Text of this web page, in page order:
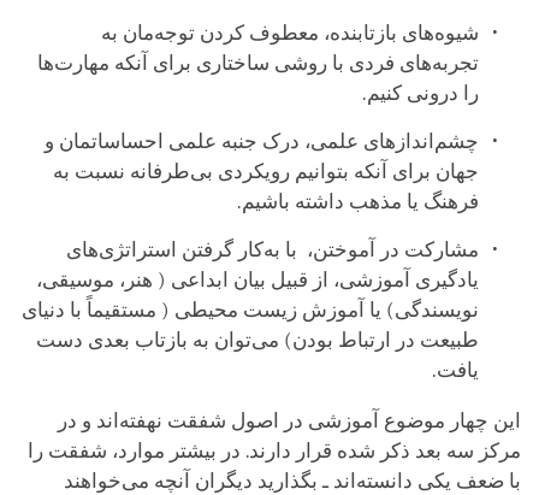
شیوه‌های بازتابنده، معطوف کردن توجه‌مان به
تجربه‌های فردی با روشی ساختاری برای آنکه مهارت‌ها
را درونی کنیم.
چشم‌اندازهای علمی، درک جنبه علمی احساساتمان و
جهان برای آنکه بتوانیم رویکردی بی‌طرفانه نسبت به
فرهنگ یا مذهب داشته باشیم.
مشارکت در آموختن، با به‌کار گرفتن استراتژی‌های
یادگیری آموزشی، از قبیل بیان ابداعی ( هنر، موسیقی،
نویسندگی) یا آموزش زیست محیطی ( مستقیماً با دنیای
طبیعت در ارتباط بودن) می‌توان به بازتاب بعدی دست
یافت.
این چهار موضوع آموزشی در اصول شفقت نهفته‌اند و در
مرکز سه بعد ذکر شده قرار دارند. در بیشتر موارد، شفقت را
با ضعف یکی دانسته‌اند ـ بگذارید دیگران آنچه می‌خواهند